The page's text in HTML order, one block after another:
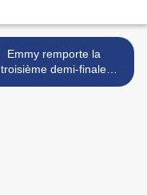
Emmy remporte la
troisième demi-finale
norvégienne >